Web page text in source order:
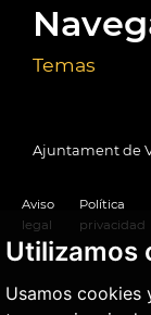
Utilizamos
Usamos cookies
Temas
Ajuntament de
Aviso
legal
Política
privacidad